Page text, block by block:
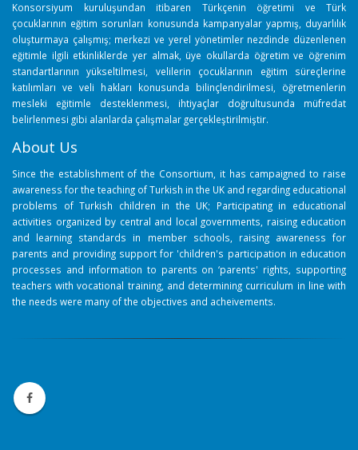
Konsorsiyum kuruluşundan itibaren Türkçenin öğretimi ve Türk
çocuklarının eğitim sorunları konusunda kampanyalar yapmış, duyarlılık
oluşturmaya çalışmış; merkezi ve yerel yönetimler nezdinde düzenlenen
eğitimle ilgili etkinliklerde yer almak, üye okullarda öğretim ve öğrenim
standartlarının yükseltilmesi, velilerin çocuklarının eğitim süreçlerine
katılımları ve veli hakları konusunda bilinçlendirilmesi, öğretmenlerin
mesleki eğitimle desteklenmesi, ihtiyaçlar doğrultusunda müfredat
belirlenmesi gibi alanlarda çalışmalar gerçekleştirilmiştir.
About Us
Since the establishment of the Consortium, it has campaigned to raise
awareness for the teaching of Turkish in the UK and regarding educational
problems of Turkish children in the UK; Participating in educational
activities organized by central and local governments, raising education
and learning standards in member schools, raising awareness for
parents and providing support for 'children's participation in education
processes and information to parents on ‘parents' rights, supporting
teachers with vocational training, and determining curriculum in line with
the needs were many of the objectives and acheivements.